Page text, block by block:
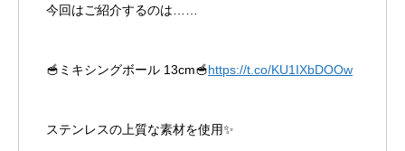
今回はご紹介するのは……
🥣ミキシングボール 13cm🥣https://t.co/KU1IXbDOOw
ステンレスの上質な素材を使用✨